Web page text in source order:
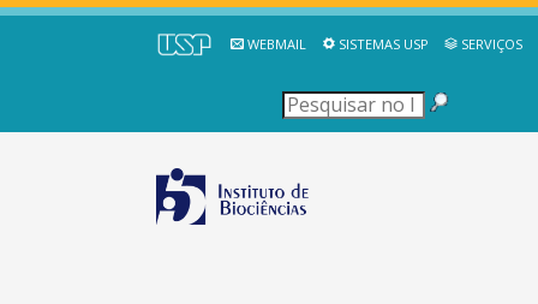
WEBMAIL SISTEMAS USP SERVIÇOS